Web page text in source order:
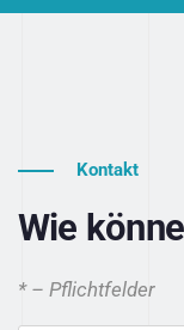
Kontakt
Wie
* – Pflichtfelder